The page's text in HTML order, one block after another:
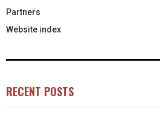
Partners
Website index
RECENT POSTS